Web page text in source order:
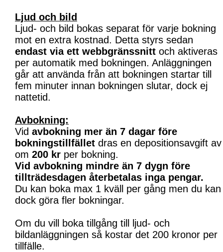
Ljud och bild
Ljud- och bild bokas separat för varje bokning
mot en extra kostnad. Detta styrs sedan
endast via ett webbgränssnitt och aktiveras
per automatik med bokningen. Anläggningen
går att använda från att bokningen startar till
fem minuter innan bokningen slutar, dock ej
nattetid.
Avbokning:
Vid avbokning mer än 7 dagar före
bokningstillfället dras en depositionsavgift av
om 200 kr per bokning.
Vid avbokning mindre än 7 dygn före
tillträdesdagen återbetalas inga pengar.
Du kan boka max 1 kväll per gång men du kan
dock göra fler bokningar.
Om du vill boka tillgång till ljud- och
bildanläggningen så kostar det 200 kronor per
tillfälle.